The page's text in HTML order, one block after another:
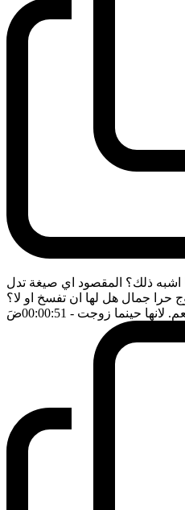
ذلك؟ المقصود اي صيغة تدل
حرا جمال هل لها ان تفسخ او لا؟
لانها حينما زوجت - 00:00:51 ضَ